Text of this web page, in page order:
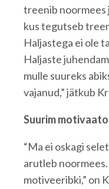
treenib noormees
kus tegutseb
Haljastega ei ole
Haljaste
mulle suureks
vajanud,” jätkub
Suurim
“Ma ei oskagi
arutleb noormees.
motiveeribki,” on